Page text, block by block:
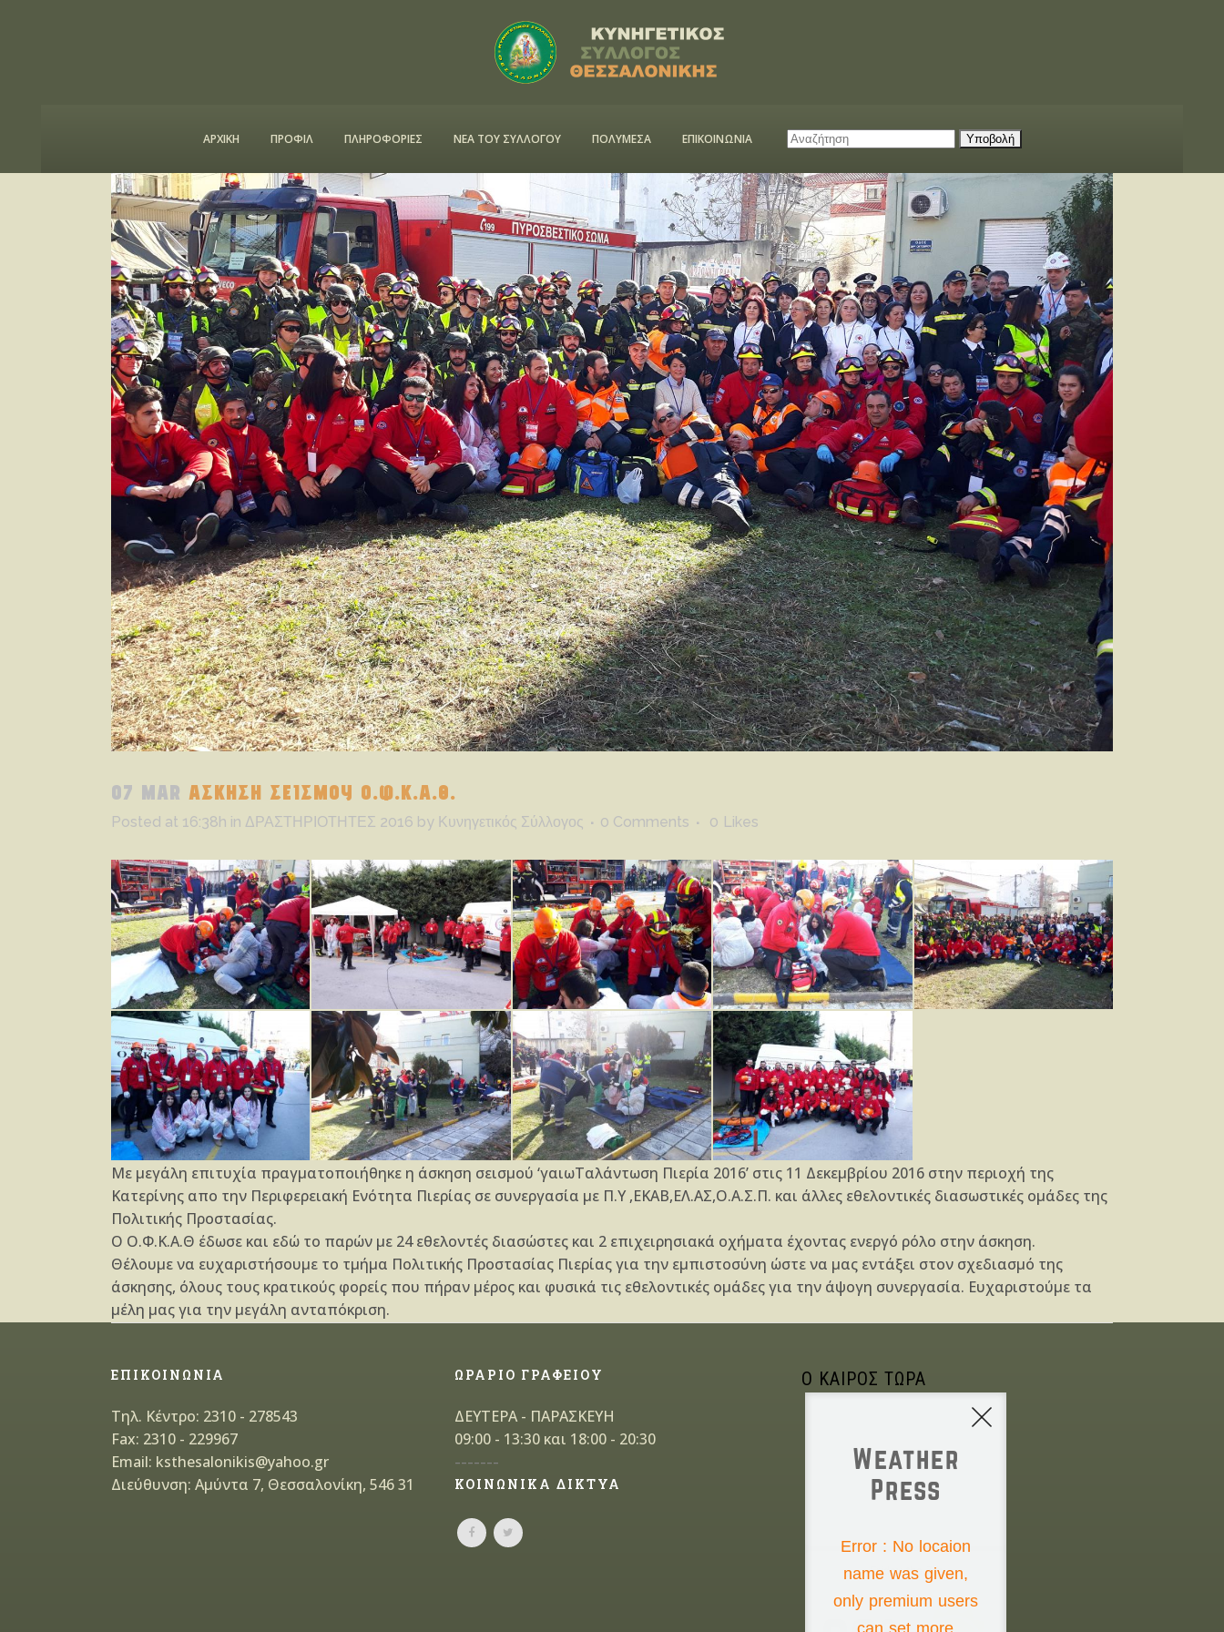
ΑΡΧΙΚΗ ΠΡΟΦΙΛ ΠΛΗΡΟΦΟΡΙΕΣ ΝΕΑ ΤΟΥ ΣΥΛΛΟΓΟΥ ΠΟΛΥΜΕΣΑ ΕΠΙΚΟΙΝΩΝΙΑ
07 MAR ΑΣΚΗΣΗ ΣΕΙΣΜΟΥ Ο.Φ.Κ.Α.Θ.
Posted at 16:38h in ΔΡΑΣΤΗΡΙΟΤΗΤΕΣ 2016 by Κυνηγετικός Σύλλογος 0 Comments 0 Likes
Με μεγάλη επιτυχία πραγματοποιήθηκε η άσκηση σεισμού ‘γαιωΤαλάντωση Πιερία 2016’ στις 11 Δεκεμβρίου 2016 στην περιοχή της
Κατερίνης απο την Περιφερειακή Ενότητα Πιερίας σε συνεργασία με Π.Υ ,ΕΚΑΒ,ΕΛ.ΑΣ,Ο.Α.Σ.Π. και άλλες εθελοντικές διασωστικές ομάδες της
Πολιτικής Προστασίας.
Ο Ο.Φ.Κ.Α.Θ έδωσε και εδώ το παρών με 24 εθελοντές διασώστες και 2 επιχειρησιακά οχήματα έχοντας ενεργό ρόλο στην άσκηση.
Θέλουμε να ευχαριστήσουμε το τμήμα Πολιτικής Προστασίας Πιερίας για την εμπιστοσύνη ώστε να μας εντάξει στον σχεδιασμό της
άσκησης, όλους τους κρατικούς φορείς που πήραν μέρος και φυσικά τις εθελοντικές ομάδες για την άψογη συνεργασία. Ευχαριστούμε τα
μέλη μας για την μεγάλη ανταπόκριση.
ΕΠΙΚΟΙΝΩΝΙΑ
Τηλ. Κέντρο: 2310 - 278543
Fax: 2310 - 229967
Email: ksthesalonikis@yahoo.gr
Διεύθυνση: Αμύντα 7, Θεσσαλονίκη, 546 31
ΩΡΑΡΙΟ ΓΡΑΦΕΙΟΥ
ΔΕΥΤΕΡΑ - ΠΑΡΑΣΚΕΥΗ
09:00 - 13:30 και 18:00 - 20:30
-------
ΚΟΙΝΩΝΙΚΑ ΔΙΚΤΥΑ
Ο ΚΑΙΡΟΣ ΤΩΡΑ
Weather
Press
Error : No locaion
name was given,
only premium users
Friday the 7th